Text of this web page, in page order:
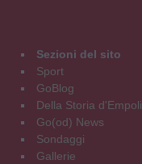
Sezioni del sito
Sport
GoBlog
Della Storia d'Empoli
Go(od) News
Sondaggi
Gallerie